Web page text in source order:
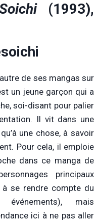
(1993),
de ses mangas sur
un jeune garçon qui a
soi-disant pour palier
Il vit dans une
une chose, à savoir
Pour cela, il emploie
dans ce manga de
principaux
se rendre compte du
mais
ici à ne pas aller